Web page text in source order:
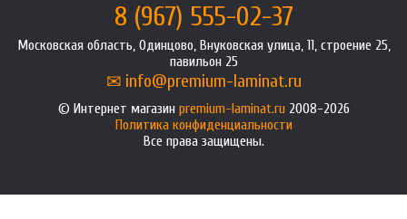
8 (967) 555-02-37
Московская область, Одинцово, Внуковская улица, 11, строение 25,
павильон 25
info@premium-laminat.ru
Интернет магазин premium-laminat.ru2008-2026
Политика конфиденциальности
Все права защищены.